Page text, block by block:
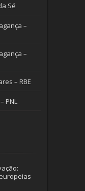
Sé
–
–
– RBE
PNL